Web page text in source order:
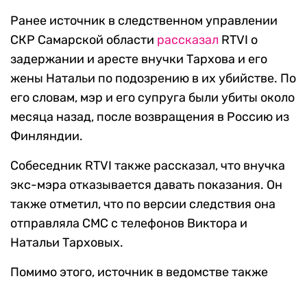
Ранее источник в следственном управлении
СКР Самарской области рассказал RTVI о
задержании и аресте внучки Тархова и его
жены Натальи по подозрению в их убийстве. По
его словам, мэр и его супруга были убиты около
месяца назад, после возвращения в Россию из
Финляндии.
Собеседник RTVI также рассказал, что внучка
экс-мэра отказывается давать показания. Он
также отметил, что по версии следствия она
отправляла СМС с телефонов Виктора и
Натальи Тарховых.
Помимо этого, источник в ведомстве также